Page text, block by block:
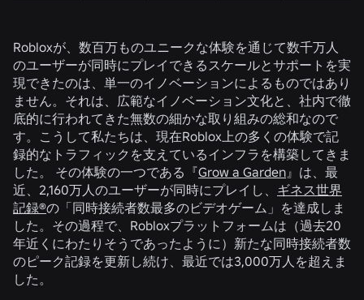
Robloxが、数百万ものユニークな体験を通じて数千万人
のユーザーが同時にプレイできるスケールとサポートを実
現できたのは、単一のイノベーションによるものではあり
ません。それは、広範なイノベーション文化と、社内で徹
底的に行われてきた無数の細かな取り組みの総和なので
す。こうして私たちは、現在Roblox上の多くの体験で記
録的なトラフィックを支えているインフラを構築してきま
した。 その体験の一つである『Grow a Garden 』は、最
近、2,160万人のユーザーが同時にプレイし、 ギネス世界
記録®の「同時接続者数最多のビデオゲーム」を達成しま
した。その過程で、Robloxプラットフォームは（過去20
年近くにわたりそうであったように）新たな同時接続者数
のピーク記録を更新し続け、最近では3,000万人を超えま
した。